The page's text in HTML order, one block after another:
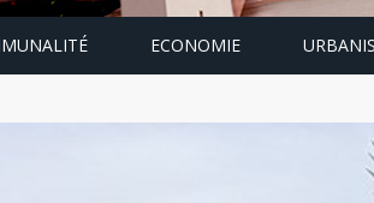
ECONOMIE
Gallmann